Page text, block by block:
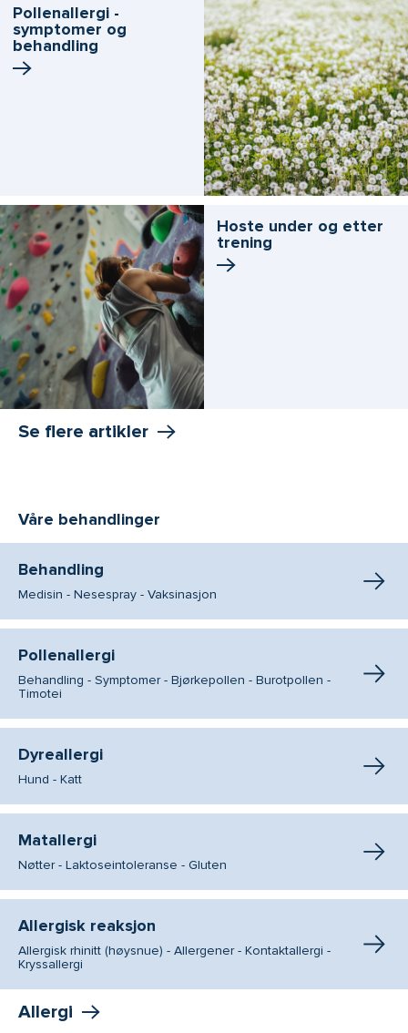
Pollenallergi -
symptomer og
behandling
Hoste under og etter
trening
Se flere artikler
Våre behandlinger
Behandling
Medisin - Nesespray - Vaksinasjon
Pollenallergi
Behandling - Symptomer - Bjørkepollen - Burotpollen -
Timotei
Dyreallergi
Hund - Katt
Matallergi
Nøtter - Laktoseintoleranse - Gluten
Allergisk reaksjon
Allergisk rhinitt (høysnue) - Allergener - Kontaktallergi -
Kryssallergi
Allergi